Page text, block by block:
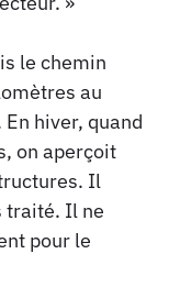
le chemin
au
En hiver, quand
on aperçoit
Il
traité. Il ne
pour le